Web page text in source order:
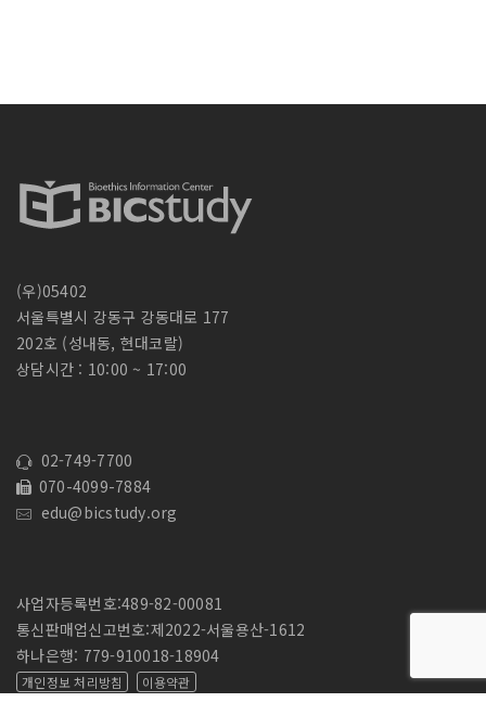
(우)05402
서울특별시 강동구 강동대로 177
202호 (성내동, 현대코랄)
상담시간 : 10:00 ~ 17:00
02-749-7700
070-4099-7884
edu@bicstudy.org
사업자등록번호:489-82-00081
통신판매업신고번호:제2022-서울용산-1612
하나은행: 779-910018-18904
개인정보 처리방침 이용약관